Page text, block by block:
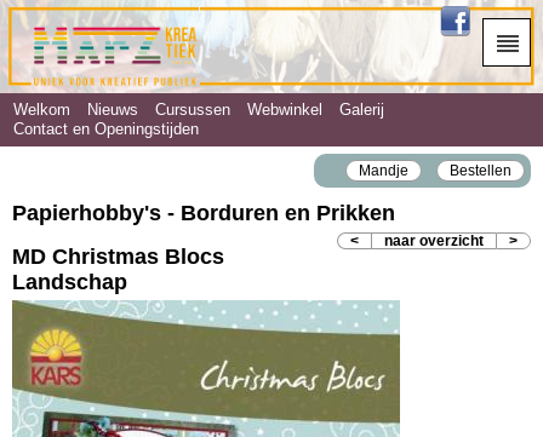
Welkom Nieuws Cursussen Webwinkel
Galerij
Contact en Openingstijden
Mandje Bestellen
Papierhobby's - Borduren en Prikken
< naar overzicht >
MD Christmas Blocs
Landschap